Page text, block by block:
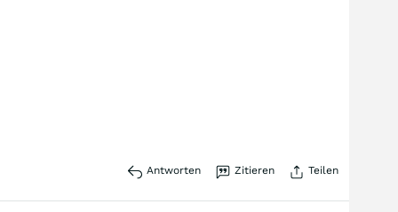
Antworten Zitieren Teilen